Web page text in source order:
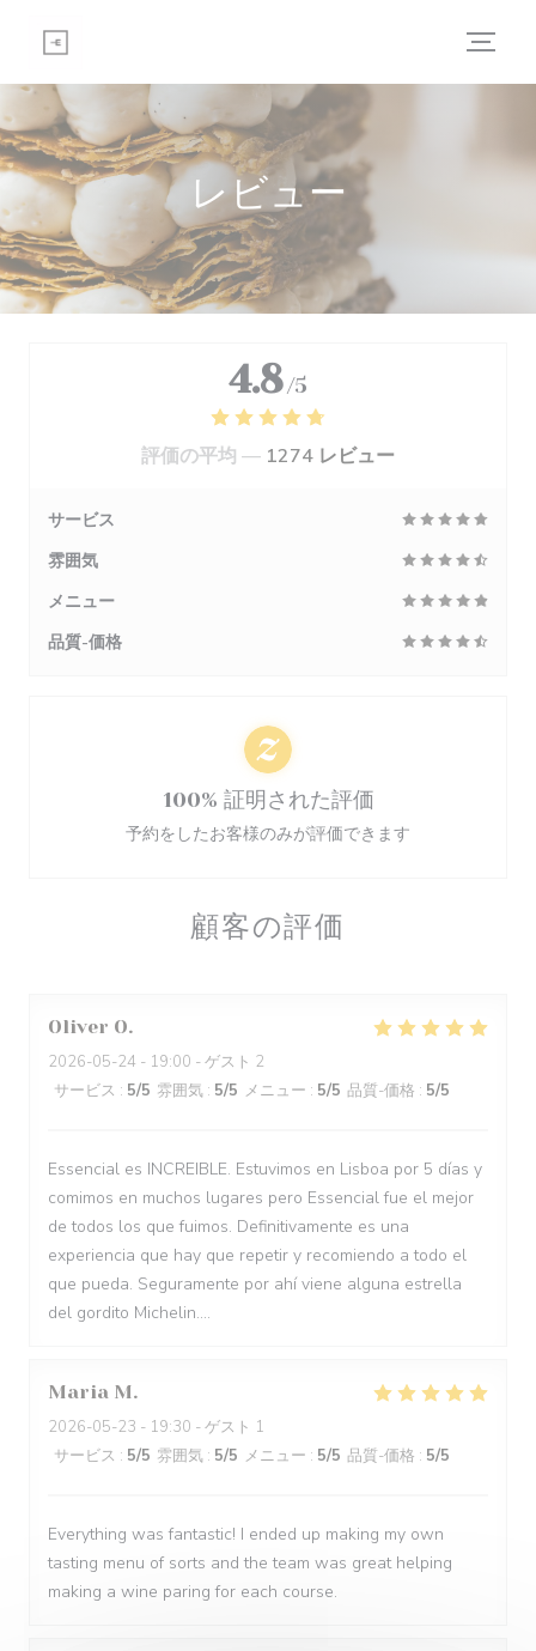
レビュー
顧客の評価
Oliver O
2026-05-24 - 19:00 - ゲスト 2
サービス : 5/5 雰囲気 : 5/5 メニュー : 5/5 品質-価格 : 5/5
Essencial es INCREIBLE. Estuvimos en Lisboa por 5 días y
comimos en muchos lugares pero Essencial fue el mejor
de todos los que fuimos. Definitivamente es una
experiencia que hay que repetir y recomiendo a todo el
que pueda. Seguramente por ahí viene alguna estrella
del gordito Michelin....
Maria M
2026-05-23 - 19:30 - ゲスト 1
サービス : 5/5 雰囲気 : 5/5 メニュー : 5/5 品質-価格 : 5/5
Everything was fantastic! I ended up making my own
tasting menu of sorts and the team was great helping
making a wine paring for each course.
4.8 /5
評価の平均 — 1274 レビュー
サービス
雰囲気
メニュー
品質-価格
100% 証明された評価
予約をしたお客様のみが評価できます